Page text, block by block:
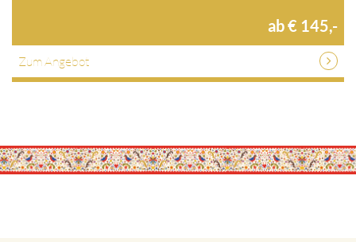
ab € 145,-
Zum Angebot